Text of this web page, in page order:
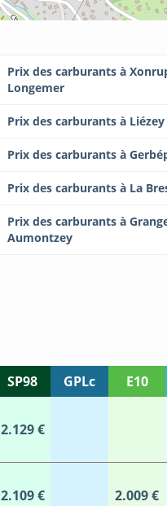
Prix des carburants à
Longemer
Prix des carburants à Liézey
Prix des carburants à
Prix des carburants à La
Prix des carburants à
Aumontzey
SP98 GPLc E10
2.129 €
2.109 € 2.009 €